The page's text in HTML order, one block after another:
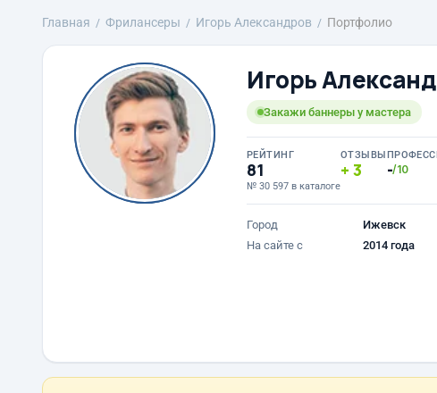
Главная Фрилансеры Игорь Александров Портфолио
Игорь
Закажи баннеры у мастера
РЕЙТИНГ
81
№ 30 597 в каталоге
ОТЗЫВЫ
3 -/10
Город
Ижевск
На сайте с
2014 года